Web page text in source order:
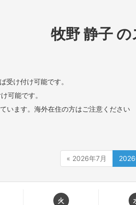
牧野 静子
受け付け可能です。
可能です。
います。海外在住の方はご注意ください
« 2026年7月
火